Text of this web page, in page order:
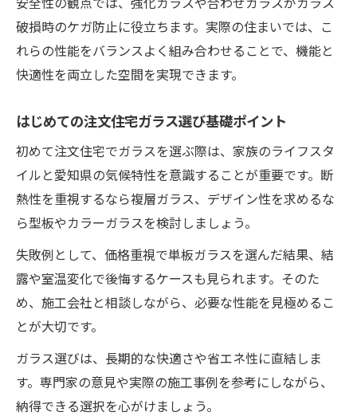
破損時のケガ防止に役立ちます。実際の住まいでは、こ
れらの性能をバランスよく組み合わせることで、機能と
快適性を両立した空間を実現できます。
はじめての注文住宅ガラス選び基礎ポイント
初めて注文住宅でガラスを選ぶ際は、家族のライフスタ
イルと愛知県の気候特性を意識することが重要です。断
熱性を重視するなら複層ガラス、デザイン性を求めるな
ら型板やカラーガラスを検討しましょう。
失敗例として、価格重視で単板ガラスを選んだ結果、結
露や室温変化で後悔するケースも見られます。そのた
め、施工会社と相談しながら、必要な性能を見極めるこ
とが大切です。
ガラス選びは、長期的な快適さや省エネ性に直結しま
す。専門家の意見や実際の施工事例を参考にしながら、
納得できる選択を心がけましょう。